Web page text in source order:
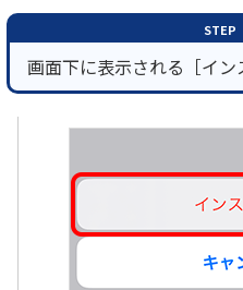
STEP
画面下に表示される［イン